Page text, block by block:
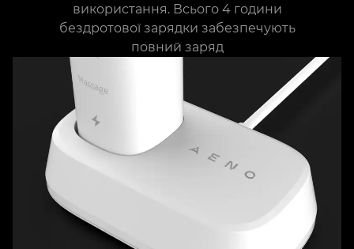
використання. Всього 4 години
бездротової зарядки забезпечують
повний заряд